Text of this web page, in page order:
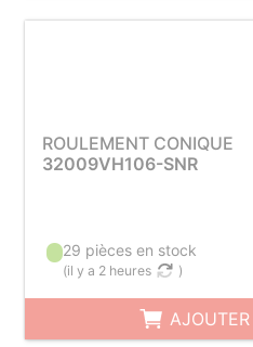
ROULEMENT CONIQUE
32009VH106-SNR
29 pièces en stock
(il y a 2 heures )